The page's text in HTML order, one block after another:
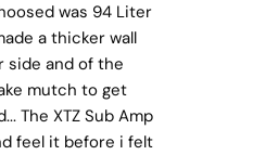
was 94 Liter
a thicker wall
side and of the
mutch to get
The XTZ Sub Amp
feel it before i felt